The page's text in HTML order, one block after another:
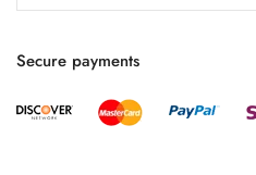
Secure payments